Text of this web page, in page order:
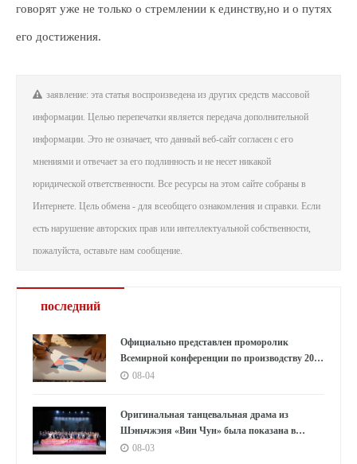
говорят уже не только о стремлении к единству,но и о путях
его достижения.
заявление: эта статья воспроизведена из других средств массовой
информации. Целью перепечатки является передача дополнительной
информации. Это не означает, что данный веб-сайт согласен с его
мнениями и отвечает за его подлинность и не несет никакой
юридической ответственности. Все ресурсы на этом сайте собраны в
Интернете. Цель обмена - для всеобщего ознакомления и справки. Если
есть нарушение авторских прав или интеллектуальной собственности,
пожалуйста, оставьте нам сообщение.
последний
Официально представлен проморолик
Всемирной конференции по производству 2026
года: Аньхой направляет миру «приглашение
08-04
Оригинальная танцевальная драма из
Шэньчжэня «Вин Чун» была показана в
Южной Корее под бурные овации, используя
08-03